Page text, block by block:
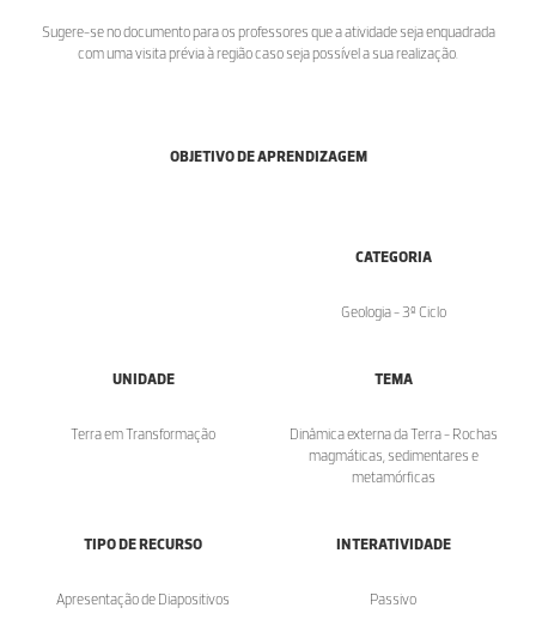
Sugere-se no documento para os professores que a atividade seja enquadrada
com uma visita prévia à região caso seja possível a sua realização.
OBJETIVO DE APRENDIZAGEM
CATEGORIA
Geologia - 3º Ciclo
UNIDADE
Terra em Transformação
TEMA
Dinâmica externa da Terra - Rochas
magmáticas, sedimentares e
metamórficas
TIPO DE RECURSO
Apresentação de Diapositivos
INTERATIVIDADE
Passivo